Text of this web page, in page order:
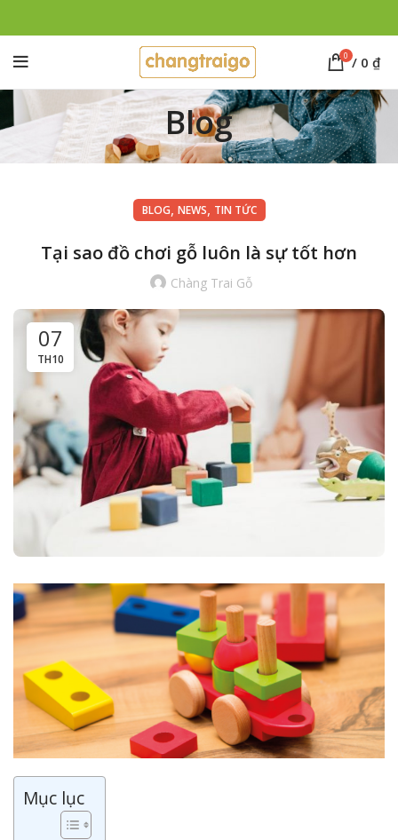
0 / 0 ₫
Blog
BLOG, NEWS, TIN TỨC
Tại sao đồ chơi gỗ luôn là sự tốt hơn
Chàng Trai Gỗ
07
TH10
Mục lục